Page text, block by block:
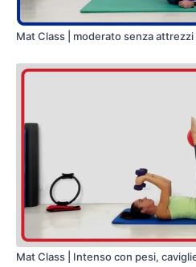
Mat Class | moderato senza attrezzi
Mat Class | Intenso con pesi,